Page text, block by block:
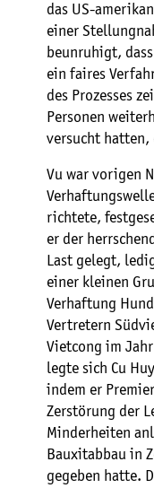
das US-
einer
beunruhigt,
ein faires
des Prozesses
Personen
versucht hatten,
Vu war vorigen
richtete,
er der
Last gelegt,
einer kleinen
Verhaftung
Vertretern
Vietcong im
legte sich Cu
indem er
Zerstörung der
Minderheiten
Bauxitabbau in
gegeben hatte.